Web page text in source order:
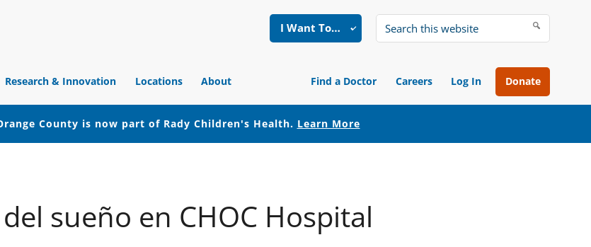
I Want To…
Search
website
Research & Innovation Locations About Find a Doctor Careers Log In Donate
County is now part of Rady Children's Health. Learn More
sueño en CHOC Hospital